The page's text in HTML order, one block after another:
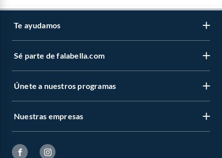
Te ayudamos
Sé parte de falabella.com
Únete a nuestros programas
Nuestras empresas